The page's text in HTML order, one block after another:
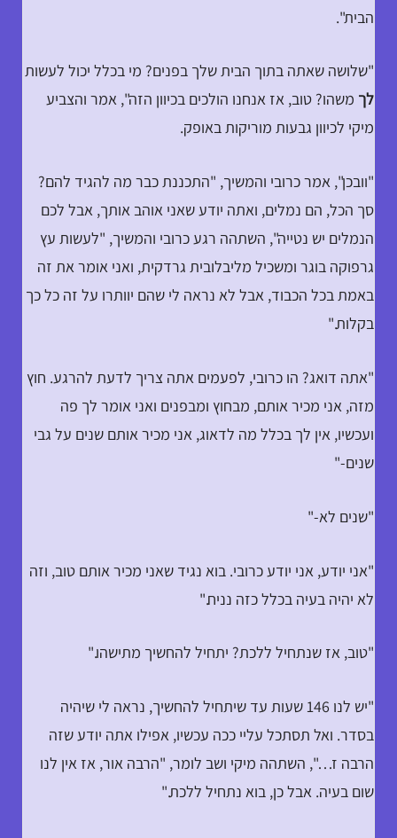
הבית".
"שלושה שאתה בתוך הבית שלך בפנים? מי בכלל יכול לעשות
לך משהו? טוב, אז אנחנו הולכים בכיוון הזה", אמר והצביע
מיקי לכיוון גבעות מוריקות באופק.
"וובכן", אמר כרובי והמשיך, "התכננת כבר מה להגיד להם?
סך הכל, הם נמלים, ואתה יודע שאני אוהב אותך, אבל לכם
הנמלים יש נטייה", השתהה רגע כרובי והמשיך, "לעשות עץ
גרפוקה בוגר ומשכיל מליבלובית גרדקית, ואני אומר את זה
באמת בכל הכבוד, אבל לא נראה לי שהם יוותרו על זה כל כך
בקלות."
"אתה דואג? הו כרובי, לפעמים אתה צריך לדעת להרגע. חוץ
מזה, אני מכיר אותם, מבחוץ ומבפנים ואני אומר לך פה
ועכשיו, אין לך בכלל מה לדאוג, אני מכיר אותם שנים על גבי
שנים-"
"שנים לא-"
"אני יודע, אני יודע כרובי. בוא נגיד שאני מכיר אותם טוב, וזה
לא יהיה בעיה בכלל כזה נניח."
"טוב, אז שנתחיל ללכת? יתחיל להחשיך מתישהו."
"יש לנו 146 שעות עד שיתחיל להחשיך, נראה לי שיהיה
בסדר. ואל תסתכל עליי ככה עכשיו, אפילו אתה יודע שזה
הרבה ז…", השתהה מיקי ושב לומר, "הרבה אור, אז אין לנו
שום בעיה. אבל כן, בוא נתחיל ללכת."